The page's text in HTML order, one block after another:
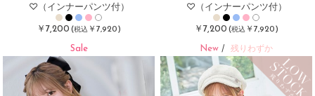
♡（インナーパンツ付）
￥7,200(税込 ￥7,920)
♡（インナーパンツ付）
￥7,200(税込 ￥7,920)
Sale New / 残りわずか